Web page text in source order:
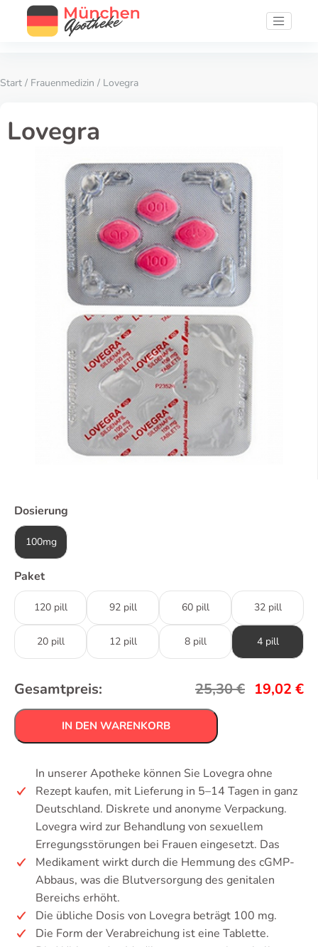
Start / Frauenmedizin / Lovegra
Lovegra
Dosierung
100mg
Paket
120 pill 92 pill 60 pill 32 pill
20 pill 12 pill 8 pill 4 pill
Gesamtpreis: 25,30€ 19,02 €
IN DEN WARENKORB
In unserer Apotheke können Sie Lovegra ohne
Rezept kaufen, mit Lieferung in 5–14 Tagen in ganz
Deutschland. Diskrete und anonyme Verpackung.
Lovegra wird zur Behandlung von sexuellem
Erregungsstörungen bei Frauen eingesetzt. Das
Medikament wirkt durch die Hemmung des cGMP-
Abbaus, was die Blutversorgung des genitalen
Bereichs erhöht.
Die übliche Dosis von Lovegra beträgt 100 mg.
Die Form der Verabreichung ist eine Tablette.